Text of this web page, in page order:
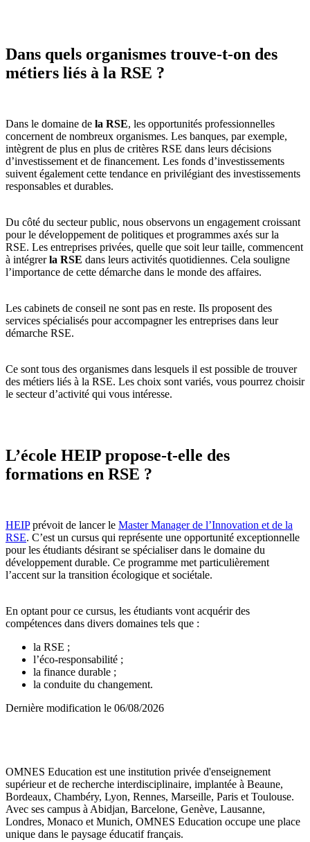
Dans quels organismes trouve-t-on des
métiers liés à la RSE ?
Dans le domaine de la RSE, les opportunités professionnelles
concernent de nombreux organismes. Les banques, par exemple,
intègrent de plus en plus de critères RSE dans leurs décisions
d’investissement et de financement. Les fonds d’investissements
suivent également cette tendance en privilégiant des investissements
responsables et durables.
Du côté du secteur public, nous observons un engagement croissant
pour le développement de politiques et programmes axés sur la
RSE. Les entreprises privées, quelle que soit leur taille, commencent
à intégrerla RSE dans leurs activités quotidiennes. Cela souligne
l’importance de cette démarche dans le monde des affaires.
Les cabinets de conseil ne sont pas en reste. Ils proposent des
services spécialisés pour accompagner les entreprises dans leur
démarche RSE.
Ce sont tous des organismes dans lesquels il est possible de trouver
des métiers liés à la RSE. Les choix sont variés, vous pourrez choisir
le secteur d’activité qui vous intéresse.
L’école HEIP propose-t-elle des
formations en RSE ?
HEIPprévoit de lancer le Master Manager de l’Innovation et de la
RSE. C’est un cursus qui représente une opportunité exceptionnelle
pour les étudiants désirant se spécialiser dans le domaine du
développement durable. Ce programme met particulièrement
l’accent sur la transition écologique et sociétale.
En optant pour ce cursus, les étudiants vont acquérir des
compétences dans divers domaines tels que :
la RSE ;
l’éco-responsabilité ;
la finance durable ;
la conduite du changement.
Dernière modification le 06/08/2026
OMNES Education est une institution privée d'enseignement
supérieur et de recherche interdisciplinaire, implantée à Beaune,
Bordeaux, Chambéry, Lyon, Rennes, Marseille, Paris et Toulouse.
Avec ses campus à Abidjan, Barcelone, Genève, Lausanne,
Londres, Monaco et Munich, OMNES Education occupe une place
unique dans le paysage éducatif français.